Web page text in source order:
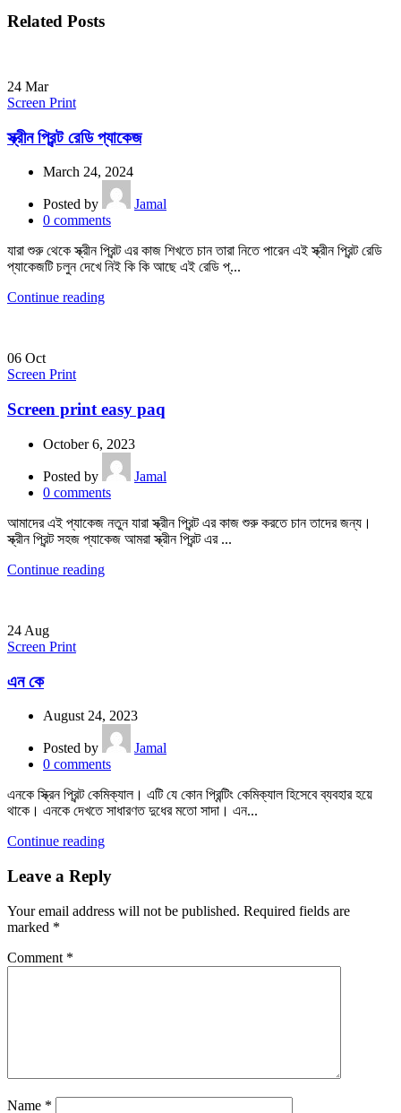
Related Posts
24 Mar
Screen Print
স্ক্রীন প্রিন্ট রেডি প্যাকেজ
March 24, 2024
Posted by
Jamal
0 comments
যারা শুরু থেকে স্ক্রীন প্রিন্ট এর কাজ শিখতে চান তারা নিতে পারেন এই স্ক্রীন প্রিন্ট রেডি
প্যাকেজটি চলুন দেখে নিই কি কি আছে এই রেডি প্...
Continue reading
06 Oct
Screen Print
Screen print easy paq
October 6, 2023
Posted by
Jamal
0 comments
আমাদের এই প্যাকেজ নতুন যারা স্ক্রীন প্রিন্ট এর কাজ শুরু করতে চান তাদের জন্য।
স্ক্রীন প্রিন্ট সহজ প্যাকেজ আমরা স্ক্রীন প্রিন্ট এর ...
Continue reading
24 Aug
Screen Print
এন কে
August 24, 2023
Posted by
Jamal
0 comments
এনকে স্ক্রিন প্রিন্ট কেমিক্যাল। এটি যে কোন প্রিন্টিং কেমিক্যাল হিসেবে ব্যবহার হয়ে
থাকে। এনকে দেখতে সাধারণত দুধের মতো সাদা। এন...
Continue reading
Leave a Reply
Your email address will not be published. Required fields are
marked *
Comment *
Name *